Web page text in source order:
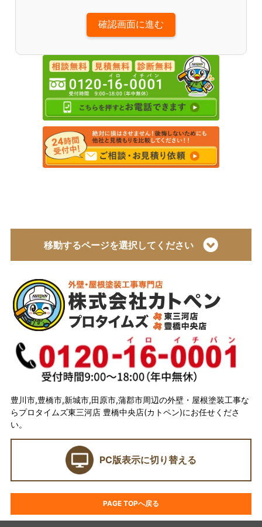
確認画面に進む
移動するページを選択してください
会社概要
代表取締役 加藤宜久よりご挨拶
スタッフ紹介
イベント
カトペンの技術力
ショールーム
契約前に確認したい業者選びの7つのポイント
豊川市,豊橋市,新城市,田原市,蒲郡市周辺の外壁・屋根塗装工事な
らプロタイムズ東三河店 豊橋中央店(カトペン)にお任せくださ
い。
PC版表示に切り替える
PAGE TOPへ戻る